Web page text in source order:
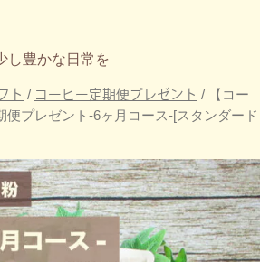
し豊かな日常を
ト / コーヒー定期便プレゼント / 【コー
便プレゼント-6ヶ月コース-[スタンダード